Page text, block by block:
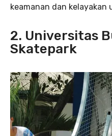
keamanan dan kelayakan
2. Universitas B
Skatepark